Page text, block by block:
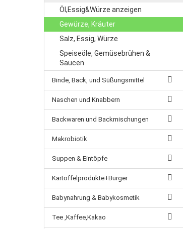
Öl,Essig&Würze anzeigen
Gewürze, Kräuter
Salz, Essig, Würze
Speiseöle, Gemüsebrühen &
Saucen
Binde, Back, und Süßungsmittel
Naschen und Knabbern
Backwaren und Backmischungen
Makrobiotik
Suppen & Eintöpfe
Kartoffelprodukte+Burger
Babynahrung & Babykosmetik
Tee ,Kaffee,Kakao